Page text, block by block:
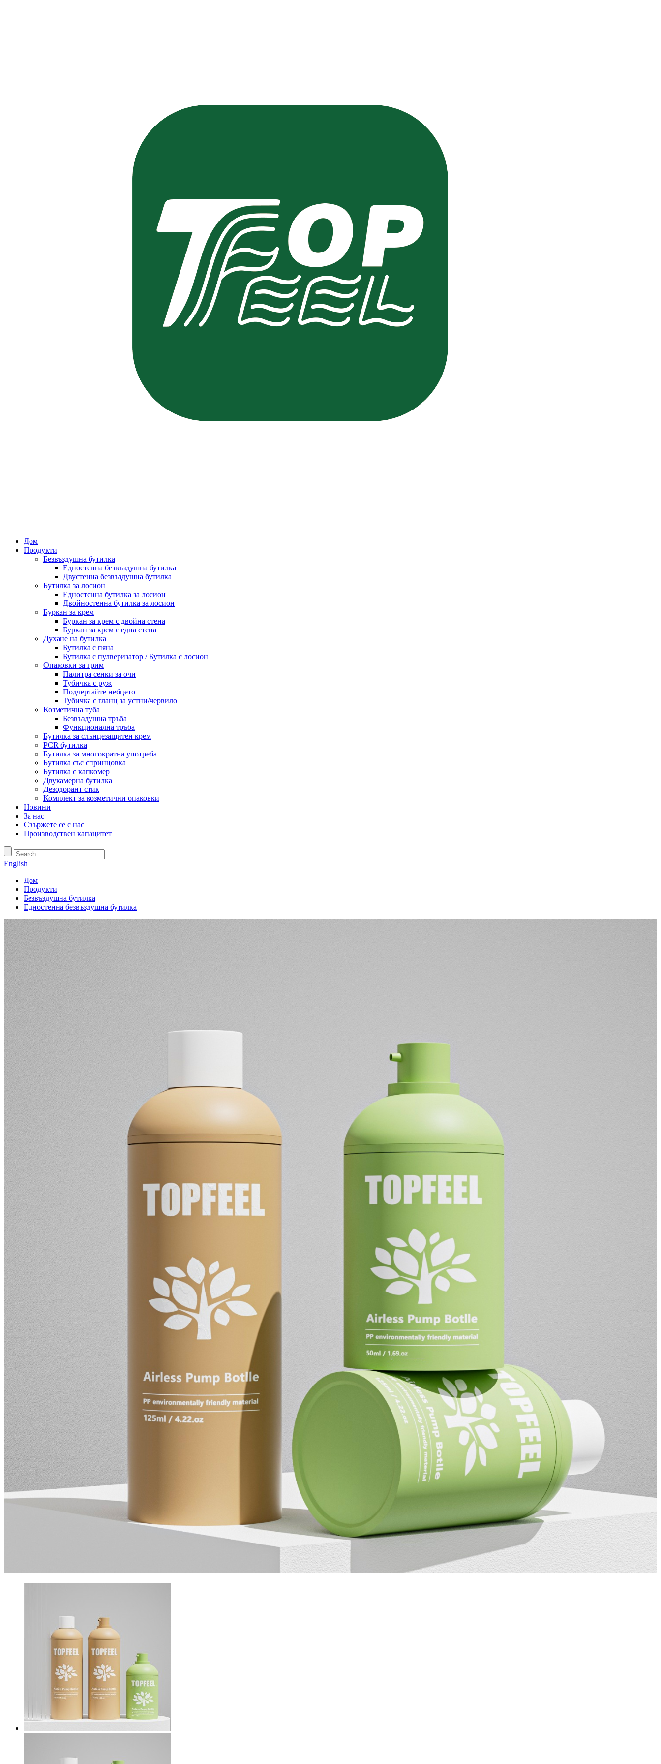
Дом
Продукти
Безвъздушна бутилка
Едностенна безвъздушна бутилка
Двустенна безвъздушна бутилка
Бутилка за лосион
Едностенна бутилка за лосион
Двойностенна бутилка за лосион
Буркан за крем
Буркан за крем с двойна стена
Буркан за крем с една стена
Духане на бутилка
Бутилка с пяна
Бутилка с пулверизатор / Бутилка с лосион
Опаковки за грим
Палитра сенки за очи
Тубичка с руж
Подчертайте небцето
Тубичка с гланц за устни/червило
Козметична туба
Безвъздушна тръба
Функционална тръба
Бутилка за слънцезащитен крем
PCR бутилка
Бутилка за многократна употреба
Бутилка със спринцовка
Бутилка с капкомер
Двукамерна бутилка
Дезодорант стик
Комплект за козметични опаковки
Новини
За нас
Свържете се с нас
Производствен капацитет
English
Дом
Продукти
Безвъздушна бутилка
Едностенна безвъздушна бутилка